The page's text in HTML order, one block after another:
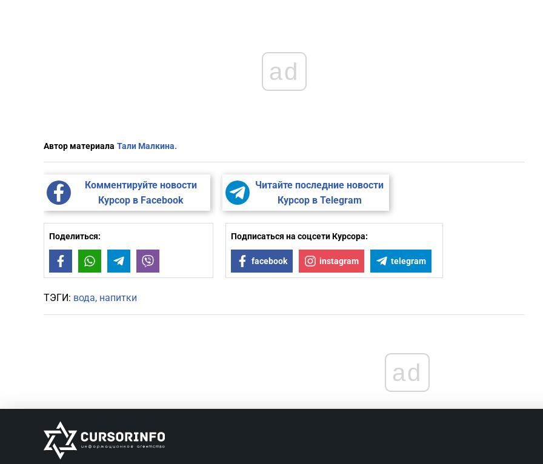
ad
Автор материала Тали Малкина.
Комментируйте новости
Курсор в Facebook
Читайте последние новости
Курсор в Telegram
Поделиться:
FacebookWhatsAppTelegram
Подписаться на соцсети Курсора:
facebook instagram telegram
ТЭГИ: вода напитки
ad